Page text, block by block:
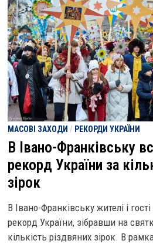
МАСОВІ ЗАХОДИ / РЕКОРДИ УКРАЇНИ
В Івано-Франківську
рекорд України за
зірок
В Івано-Франківську жителі і
рекорд України, зібравши на
кількість різдвяних зірок. В